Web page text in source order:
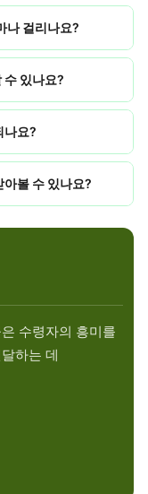
나 걸리나요?
수 있나요?
나요?
볼 수 있나요?
수령자의 흥미를
하는 데